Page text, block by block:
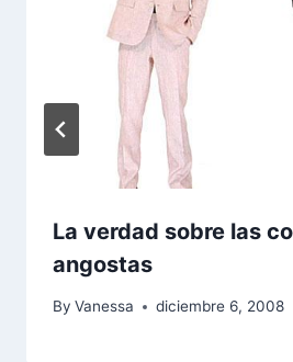
La verdad sobre las
angostas
By Vanessa diciembre 6, 2008